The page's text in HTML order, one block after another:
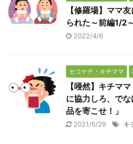
【修羅場】ママ
られた～前編1/2
2022/4/6
セコケチ・キチママ
【唖然】キチマ
に協力しろ、で
品を寄こせ！」
2021/6/29 キ